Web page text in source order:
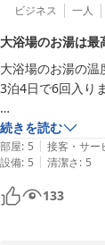
ビジネス 一人
大浴場のお湯は最
大浴場のお湯の温
3泊4日で6回入り
朝食はどれも美味
か、洗い物が追い
フロント前のね
続きを読む
部屋: 5 | 接客・サー
設備: 5 | 清潔さ: 5
133